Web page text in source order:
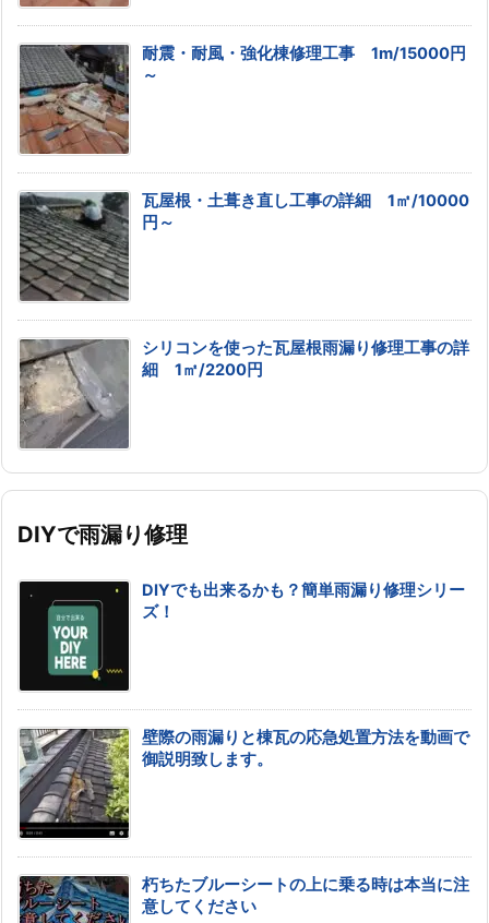
耐震・耐風・強化棟修理工事 1m/15000円
～
瓦屋根・土葺き直し工事の詳細 1㎡/10000
円～
シリコンを使った瓦屋根雨漏り修理工事の詳
細 1㎡/2200円
DIYで雨漏り修理
DIYでも出来るかも？簡単雨漏り修理シリー
ズ！
壁際の雨漏りと棟瓦の応急処置方法を動画で
御説明致します。
朽ちたブルーシートの上に乗る時は本当に注
意してください